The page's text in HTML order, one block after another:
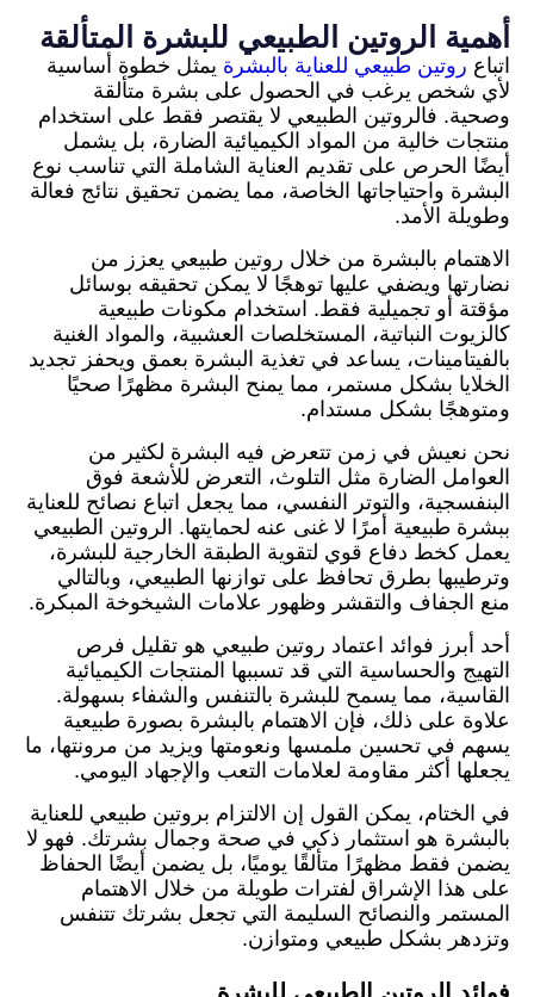
أهمية الروتين الطبيعي للبشرة المتألقة
اتباع روتين طبيعي للعناية بالبشرة يمثل خطوة أساسية
لأي شخص يرغب في الحصول على بشرة متألقة
وصحية. فالروتين الطبيعي لا يقتصر فقط على استخدام
منتجات خالية من المواد الكيميائية الضارة، بل يشمل
أيضًا الحرص على تقديم العناية الشاملة التي تناسب نوع
البشرة واحتياجاتها الخاصة، مما يضمن تحقيق نتائج فعالة
وطويلة الأمد.
الاهتمام بالبشرة من خلال روتين طبيعي يعزز من
نضارتها ويضفي عليها توهجًا لا يمكن تحقيقه بوسائل
مؤقتة أو تجميلية فقط. استخدام مكونات طبيعية
كالزيوت النباتية، المستخلصات العشبية، والمواد الغنية
بالفيتامينات، يساعد في تغذية البشرة بعمق ويحفز تجديد
الخلايا بشكل مستمر، مما يمنح البشرة مظهرًا صحيًا
ومتوهجًا بشكل مستدام.
نحن نعيش في زمن تتعرض فيه البشرة لكثير من
العوامل الضارة مثل التلوث، التعرض للأشعة فوق
البنفسجية، والتوتر النفسي، مما يجعل اتباع نصائح للعناية
ببشرة طبيعية أمرًا لا غنى عنه لحمايتها. الروتين الطبيعي
يعمل كخط دفاع قوي لتقوية الطبقة الخارجية للبشرة،
وترطيبها بطرق تحافظ على توازنها الطبيعي، وبالتالي
منع الجفاف والتقشر وظهور علامات الشيخوخة المبكرة.
أحد أبرز فوائد اعتماد روتين طبيعي هو تقليل فرص
التهيج والحساسية التي قد تسببها المنتجات الكيميائية
القاسية، مما يسمح للبشرة بالتنفس والشفاء بسهولة.
علاوة على ذلك، فإن الاهتمام بالبشرة بصورة طبيعية
يسهم في تحسين ملمسها ونعومتها ويزيد من مرونتها، ما
يجعلها أكثر مقاومة لعلامات التعب والإجهاد اليومي.
في الختام، يمكن القول إن الالتزام بروتين طبيعي للعناية
بالبشرة هو استثمار ذكي في صحة وجمال بشرتك. فهو لا
يضمن فقط مظهرًا متألقًا يوميًا، بل يضمن أيضًا الحفاظ
على هذا الإشراق لفترات طويلة من خلال الاهتمام
المستمر والنصائح السليمة التي تجعل بشرتك تتنفس
وتزدهر بشكل طبيعي ومتوازن.